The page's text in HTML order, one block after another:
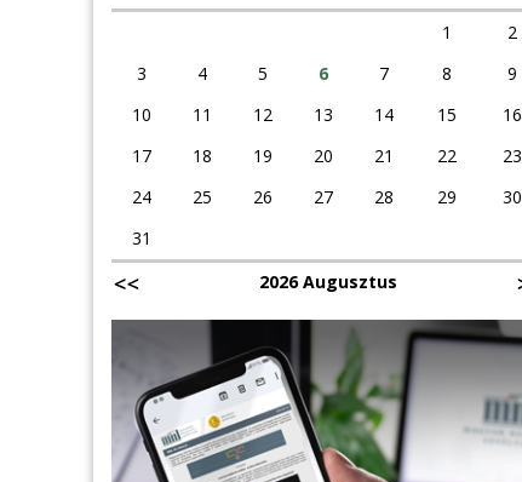
1
2
3
4 5 6 7 8
9
10
11 12 13 14 15
16
17
18 19 20 21 22
23
24
25 26 27 28 29
30
31
2026 Augusztus